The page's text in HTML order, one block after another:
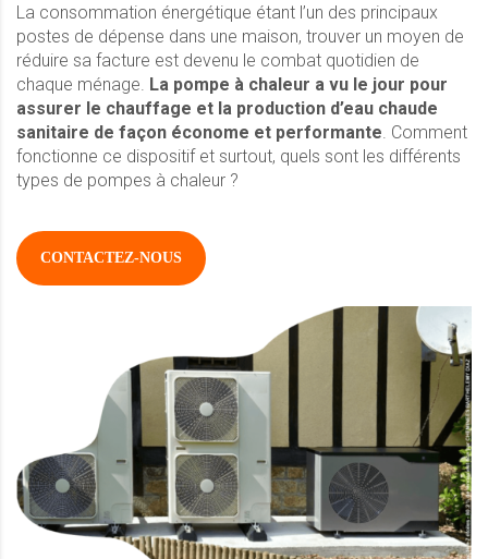
La consommation énergétique étant l’un des principaux
postes de dépense dans une maison, trouver un moyen de
réduire sa facture est devenu le combat quotidien de
chaque ménage. La pompe à chaleur a vu le jour pour
assurer le chauffage et la production d’eau chaude
sanitaire de façon économe et performante . Comment
fonctionne ce dispositif et surtout, quels sont les différents
types de pompes à chaleur ?
CONTACTEZ-NOUS